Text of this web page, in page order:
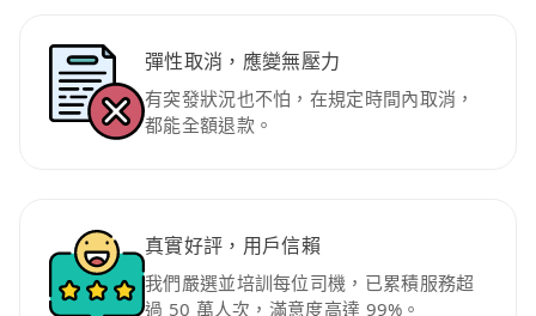
彈性取消，應變無壓力
有突發狀況也不怕，在規定時間內取消，
都能全額退款。
真實好評，用戶信賴
我們嚴選並培訓每位司機，已累積服務超
過 50 萬人次，滿意度高達 99%。